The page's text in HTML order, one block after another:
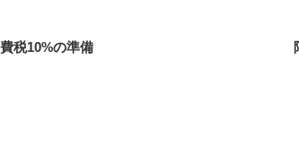
税10%の準備